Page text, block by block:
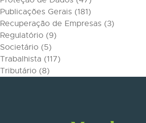
Publicações Gerais (181)
Recuperação de Empresas (3)
Regulatório (9)
Societário (5)
Trabalhista (117)
Tributário (8)